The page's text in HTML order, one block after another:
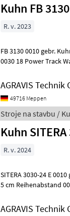
Kuhn FB 3130
R. v. 2023
FB 3130 0010 gebr.
0030 18 Power Track
AGRAVIS Technik
49716 Meppen
Stroje na stavbu /
Kuhn
R. v. 2024
SITERA 3030-24 E 0010
5 cm Reihenabstand
AGRAVIS Technik